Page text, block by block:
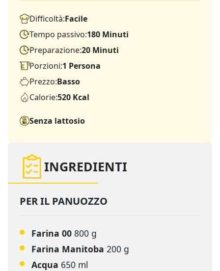
Difficoltà:Facile
Tempo passivo:180 Minuti
Preparazione:20 Minuti
Porzioni:1 Persona
Prezzo:Basso
Calorie:520 Kcal
Senza lattosio
INGREDIENTI
PER IL PANUOZZO
Farina 00 800 g
Farina Manitoba 200 g
Acqua 650 ml